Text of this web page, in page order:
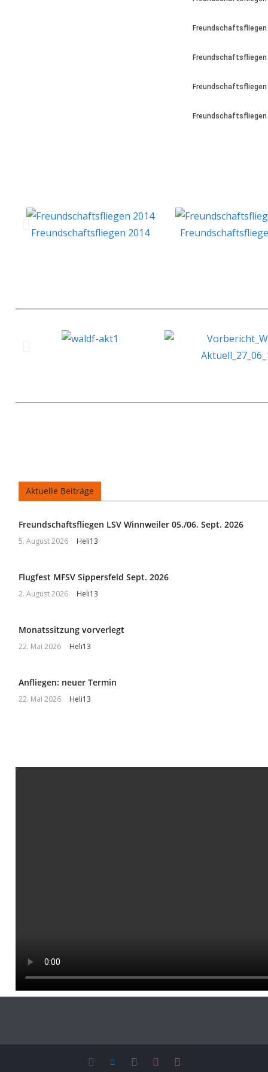
Freundschaftsfliegen
Freundschaftsfliegen
Freundschaftsfliegen
Freundschaftsfliegen
Freundschaftsfliegen 2014
Aktuelle Beiträge
Freundschaftsfliegen LSV Winnweiler 05./06. Sept. 2026
5. August 2026 Heli13
Flugfest MFSV Sippersfeld Sept. 2026
2. August 2026 Heli13
Monatssitzung vorverlegt
22. Mai 2026 Heli13
Anfliegen: neuer Termin
22. Mai 2026 Heli13